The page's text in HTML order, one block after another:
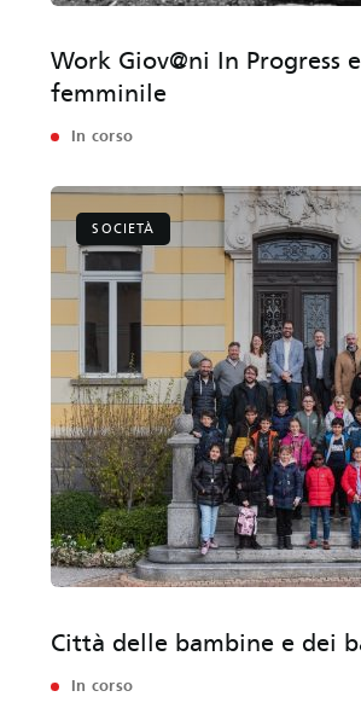
Work Giov@ni In Progress
femminile
In corso
SOCIETÀ
Città delle bambine e dei
In corso